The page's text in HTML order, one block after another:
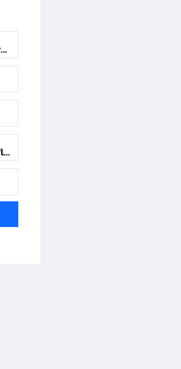
Straubing holt früheren NHL-Profi
Mannheim verkündet Neuverpflichtung